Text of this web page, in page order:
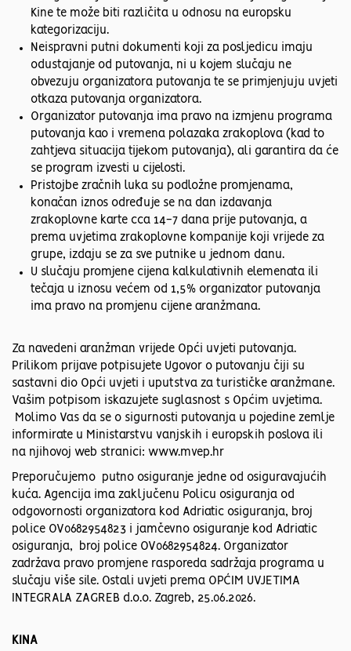
Kine te može biti različita u odnosu na europsku
kategorizaciju.
Neispravni putni dokumenti koji za posljedicu imaju
odustajanje od putovanja, ni u kojem slučaju ne
obvezuju organizatora putovanja te se primjenjuju uvjeti
otkaza putovanja organizatora.
Organizator putovanja ima pravo na izmjenu programa
putovanja kao i vremena polazaka zrakoplova (kad to
zahtjeva situacija tijekom putovanja), ali garantira da će
se program izvesti u cijelosti.
Pristojbe zračnih luka su podložne promjenama,
konačan iznos određuje se na dan izdavanja
zrakoplovne karte cca 14-7 dana prije putovanja, a
prema uvjetima zrakoplovne kompanije koji vrijede za
grupe, izdaju se za sve putnike u jednom danu.
U slučaju promjene cijena kalkulativnih elemenata ili
tečaja u iznosu većem od 1,5% organizator putovanja
ima pravo na promjenu cijene aranžmana.
Za navedeni aranžman vrijede Opći uvjeti putovanja.
Prilikom prijave potpisujete Ugovor o putovanju čiji su
sastavni dio Opći uvjeti i uputstva za turističke aranžmane.
Vašim potpisom iskazujete suglasnost s Općim uvjetima.
Molimo Vas da se o sigurnosti putovanja u pojedine zemlje
informirate u Ministarstvu vanjskih i europskih poslova ili
na njihovoj web stranici: www.mvep.hr
Preporučujemo putno osiguranje jedne od osiguravajućih
kuća. Agencija ima zaključenu Policu osiguranja od
odgovornosti organizatora kod Adriatic osiguranja, broj
police OV0682954823 i jamčevno osiguranje kod Adriatic
osiguranja, broj police OV0682954824. Organizator
zadržava pravo promjene rasporeda sadržaja programa u
slučaju više sile. Ostali uvjeti prema OPĆIM UVJETIMA
INTEGRALA ZAGREB d.o.o. Zagreb, 25.06.2026.
KINA